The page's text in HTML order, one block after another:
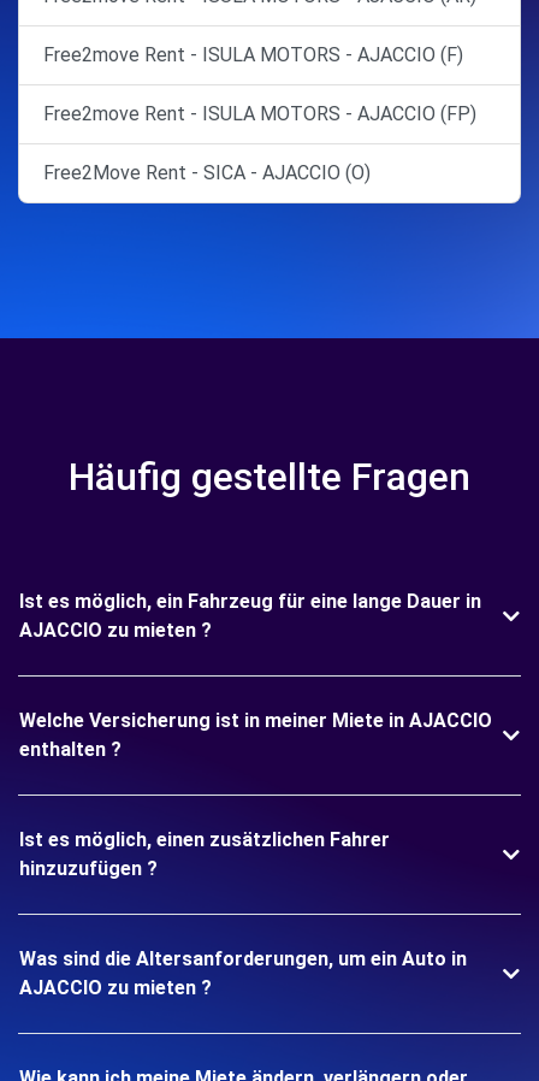
Free2move Rent - ISULA MOTORS - AJACCIO (F)
Free2move Rent - ISULA MOTORS - AJACCIO (FP)
Free2Move Rent - SICA - AJACCIO (O)
Häufig gestellte Fragen
Ist es möglich, ein Fahrzeug für eine lange Dauer in
AJACCIO zu mieten ?
Welche Versicherung ist in meiner Miete in AJACCIO
enthalten ?
Ist es möglich, einen zusätzlichen Fahrer
hinzuzufügen ?
Was sind die Altersanforderungen, um ein Auto in
AJACCIO zu mieten ?